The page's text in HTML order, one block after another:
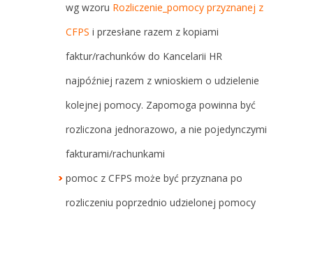
wg wzoru Rozliczenie_pomocy przyznanej z
CFPS i przesłane razem z kopiami
faktur/rachunków do Kancelarii HR
najpóźniej razem z wnioskiem o udzielenie
kolejnej pomocy. Zapomoga powinna być
rozliczona jednorazowo, a nie pojedynczymi
fakturami/rachunkami
pomoc z CFPS może być przyznana po
rozliczeniu poprzednio udzielonej pomocy